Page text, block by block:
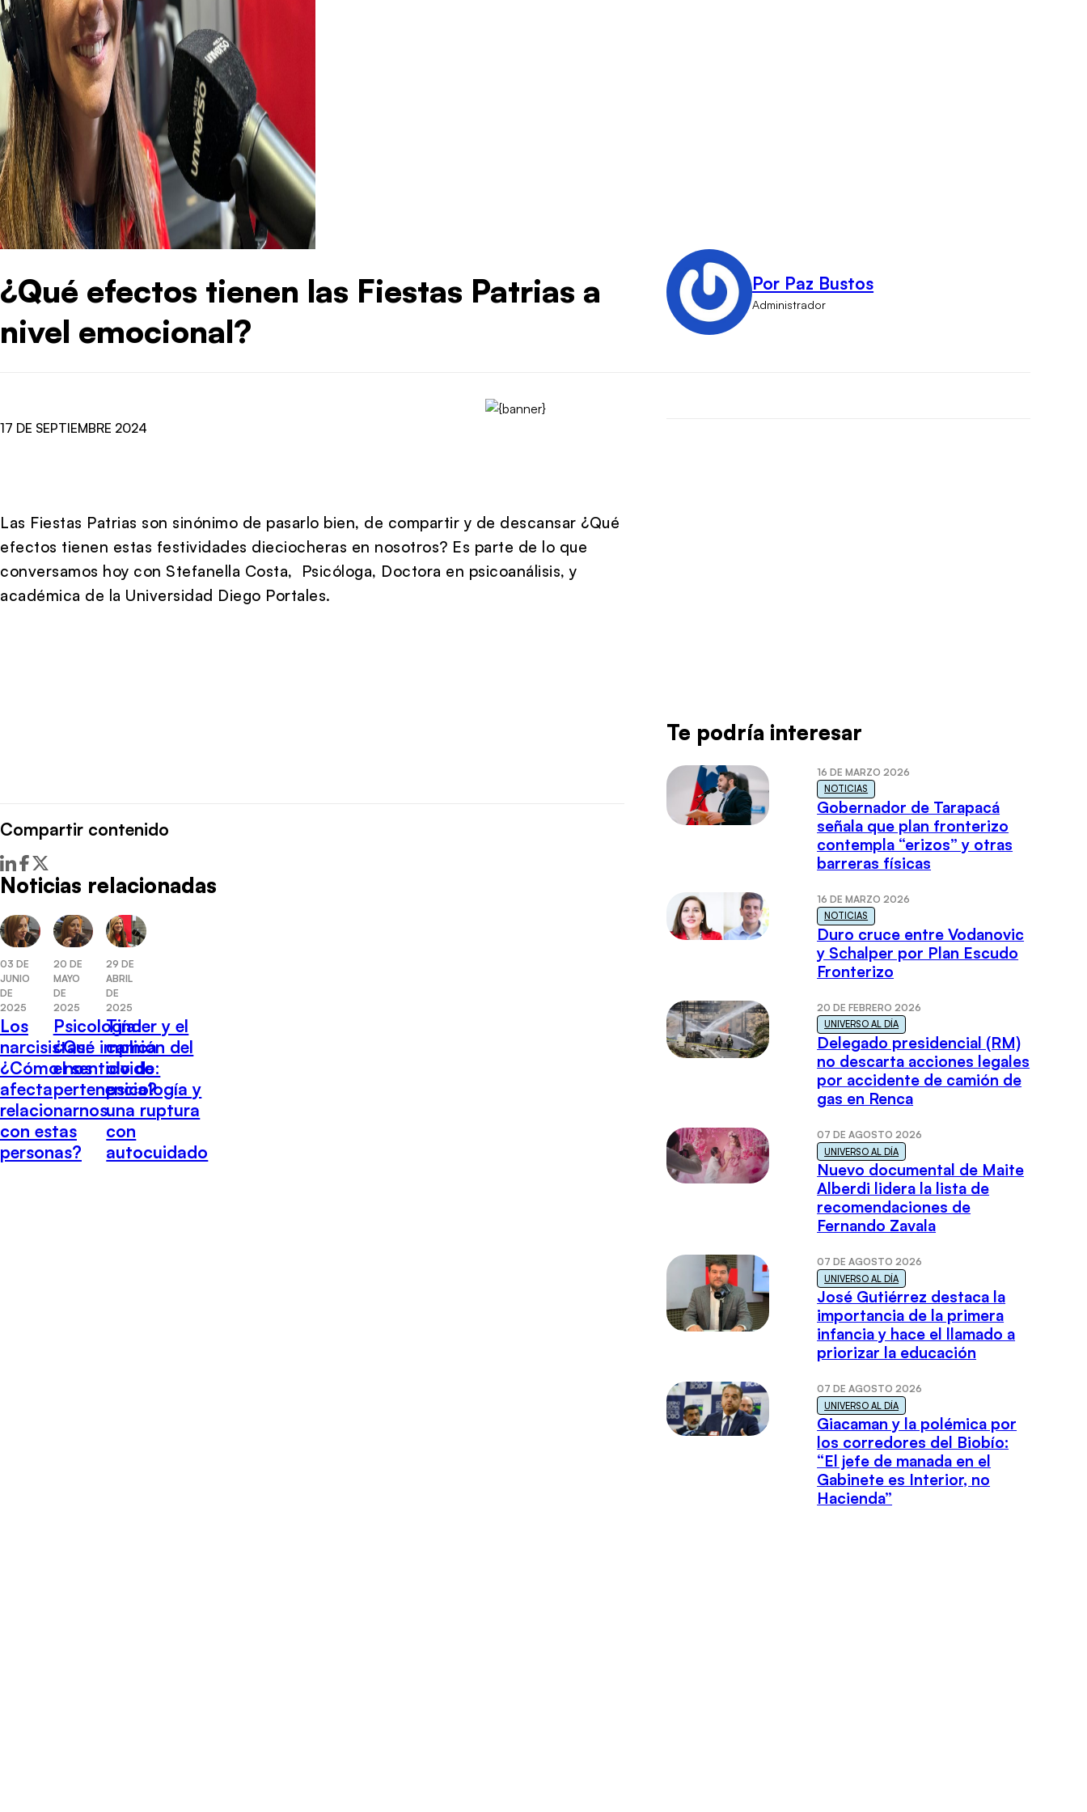
¿Qué efectos tienen las Fiestas Patrias a
nivel emocional?
Por Paz Bustos
Administrador
17 DE SEPTIEMBRE 2024
Las Fiestas Patrias son sinónimo de pasarlo bien, de compartir y de descansar ¿Qué
efectos tienen estas festividades dieciocheras en nosotros? Es parte de lo que
conversamos hoy con Stefanella Costa, Psicóloga, Doctora en psicoanálisis, y
académica de la Universidad Diego Portales.
Compartir contenido
Noticias relacionadas
03 DE
JUNIO
DE
2025
Los
narcisistas:
¿Cómo nos
afecta
relacionarnos
con estas
personas?
20 DE
MAYO
DE
2025
Psicología:
¿Qué implica
el sentido de
pertenencia?
29 DE
ABRIL
DE
2025
Tinder y el
camión del
olvido:
psicología y
una ruptura
con
autocuidado
Te podría interesar
16 DE MARZO 2026
NOTICIAS
Gobernador de Tarapacá
señala que plan fronterizo
contempla “erizos” y otras
barreras físicas
16 DE MARZO 2026
NOTICIAS
Duro cruce entre Vodanovic
y Schalper por Plan Escudo
Fronterizo
20 DE FEBRERO 2026
UNIVERSO AL DÍA
Delegado presidencial (RM)
no descarta acciones legales
por accidente de camión de
gas en Renca
07 DE AGOSTO 2026
UNIVERSO AL DÍA
Nuevo documental de Maite
Alberdi lidera la lista de
recomendaciones de
Fernando Zavala
07 DE AGOSTO 2026
UNIVERSO AL DÍA
José Gutiérrez destaca la
importancia de la primera
infancia y hace el llamado a
priorizar la educación
07 DE AGOSTO 2026
UNIVERSO AL DÍA
Giacaman y la polémica por
los corredores del Biobío:
“El jefe de manada en el
Gabinete es Interior, no
Hacienda”